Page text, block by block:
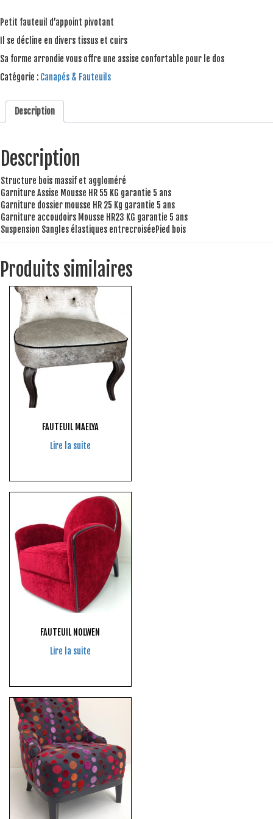
Petit fauteuil d’appoint pivotant
Il se décline en divers tissus et cuirs
Sa forme arrondie vous offre une assise confortable pour le dos
Catégorie : Canapés & Fauteuils
Description
Description
Structure bois massif et aggloméré
Garniture Assise Mousse HR 55 KG garantie 5 ans
Garniture dossier mousse HR 25 Kg garantie 5 ans
Garniture accoudoirs Mousse HR23 KG garantie 5 ans
Suspension Sangles élastiques entrecroiséePied bois
Produits similaires
FAUTEUIL MAELYA
Lire la suite
FAUTEUIL NOLWEN
Lire la suite